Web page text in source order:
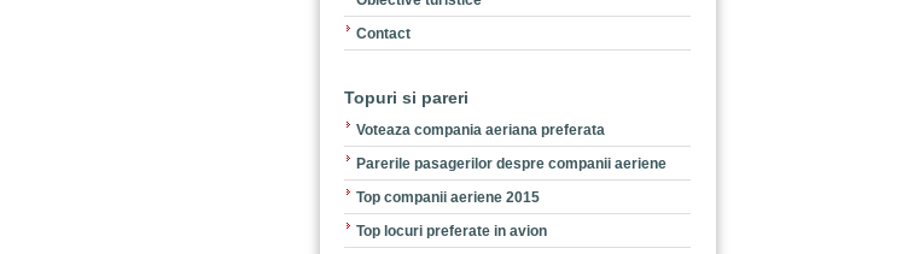
Contact
Topuri si pareri
Voteaza compania aeriana preferata
Parerile pasagerilor despre companii aeriene
Top companii aeriene 2015
Top locuri preferate in avion